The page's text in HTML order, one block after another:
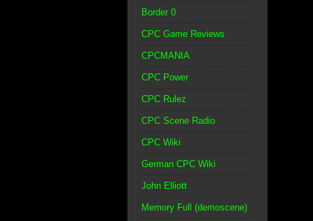
Border 0
CPC Game Reviews
CPCMANIA
CPC Power
CPC Rulez
CPC Scene Radio
CPC Wiki
German CPC Wiki
John Elliott
Memory Full (demoscene)